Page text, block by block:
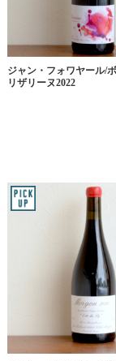
ジャン・フォワヤール/
リザリーヌ2022